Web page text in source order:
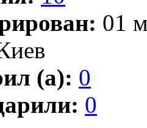
01
(а): 0
0